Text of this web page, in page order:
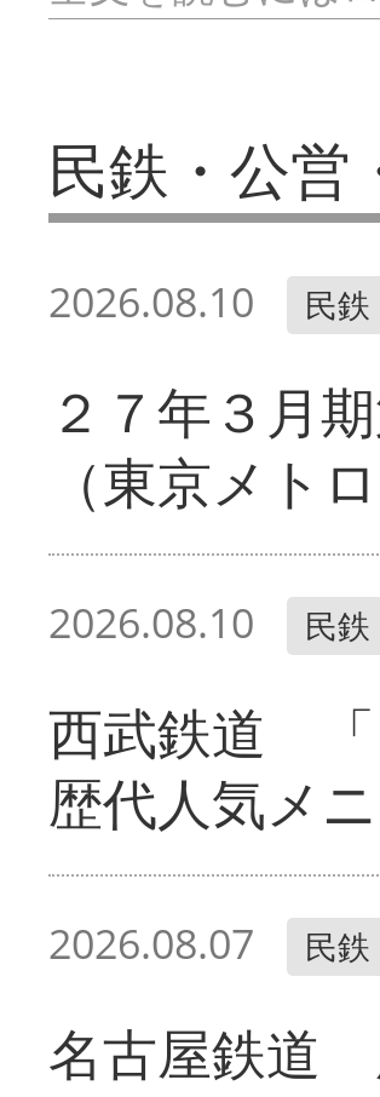
民鉄・公営
2026.08.10 民
２７年３月
（東京メトロ
2026.08.10 民
西武鉄道 「
歴代人気メ
2026.08.07 民
名古屋鉄道